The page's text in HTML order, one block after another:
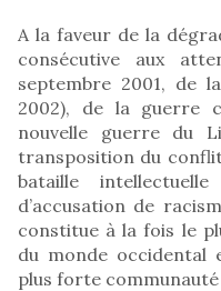
A la faveur de la
consécutive aux
septembre 2001, de
2002), de la guerre
nouvelle guerre du
transposition du
bataille
d’accusation de
constitue à la fois le
du monde occidental
plus forte communauté